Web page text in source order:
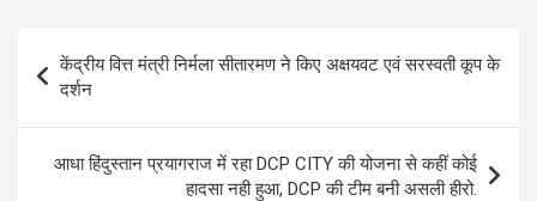
navigation
केंद्रीय वित्त मंत्री निर्मला सीतारमण ने किए अक्षयवट एवं सरस्वती कूप के
दर्शन
आधा हिंदुस्तान प्रयागराज में रहा DCP CITY की योजना से कहीं कोई
हादसा नही हुआ, DCP की टीम बनी असली हीरो.